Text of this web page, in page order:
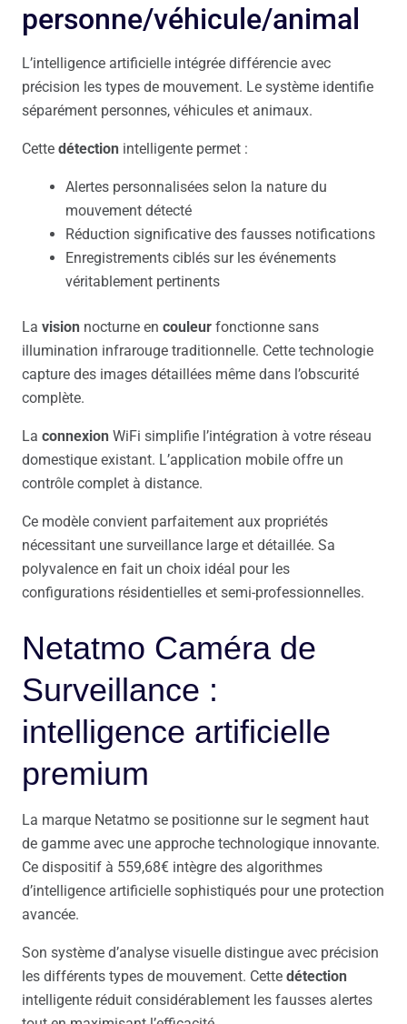
personne/véhicule/animal
L’intelligence artificielle intégrée différencie avec
précision les types de mouvement. Le système identifie
séparément personnes, véhicules et animaux.
Cette détection intelligente permet :
Alertes personnalisées selon la nature du
mouvement détecté
Réduction significative des fausses notifications
Enregistrements ciblés sur les événements
véritablement pertinents
La vision nocturne en couleur fonctionne sans
illumination infrarouge traditionnelle. Cette technologie
capture des images détaillées même dans l’obscurité
complète.
La connexion WiFi simplifie l’intégration à votre réseau
domestique existant. L’application mobile offre un
contrôle complet à distance.
Ce modèle convient parfaitement aux propriétés
nécessitant une surveillance large et détaillée. Sa
polyvalence en fait un choix idéal pour les
configurations résidentielles et semi-professionnelles.
Netatmo Caméra de
Surveillance :
intelligence artificielle
premium
La marque Netatmo se positionne sur le segment haut
de gamme avec une approche technologique innovante.
Ce dispositif à 559,68€ intègre des algorithmes
d’intelligence artificielle sophistiqués pour une protection
avancée.
Son système d’analyse visuelle distingue avec précision
les différents types de mouvement. Cette détection
intelligente réduit considérablement les fausses alertes